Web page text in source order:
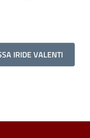
IRIDE VALENTI